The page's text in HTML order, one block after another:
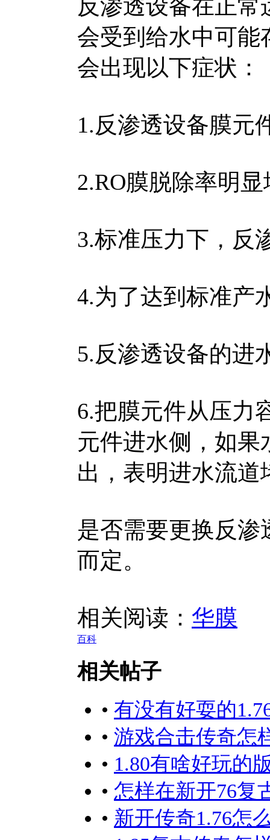
反渗透设备在正
会受到给水中可能
会出现以下症状：
1.反渗透设备膜元
2.RO膜脱除率明
3.标准压力下，反
4.为了达到标准产
5.反渗透设备的进
6.把膜元件从压力
元件进水侧，如
出，表明进水流道
是否需要更换反
而定。
相关阅读： 华膜
百科
相关帖子
• 有没有好耍的
• 游戏合击传奇怎
• 1.80有啥好玩的
• 怎样在新开76复
• 新开传奇1.76怎